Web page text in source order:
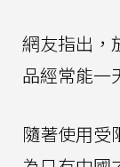
網友指出，
品經常能一
隨著使用受